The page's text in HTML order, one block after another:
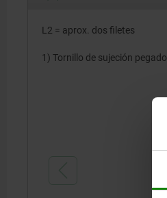
L2 = aprox. dos filetes
1) Tornillo de sujeción pegado